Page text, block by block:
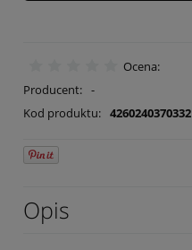
Ocena:
Producent: -
Kod produktu: 4260240370332
Opis